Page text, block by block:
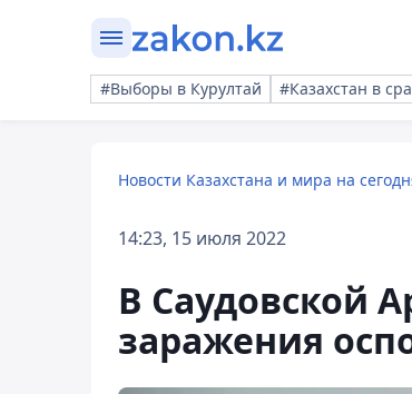
#Выборы в Курултай #Казахстан в
Новости Казахстана и мира на
14:23, 15 июля 2022
В Саудовской
заражения